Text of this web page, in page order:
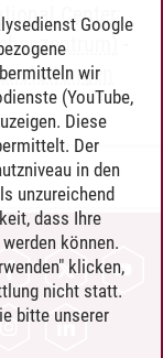
Center:
Google
wir
(YouTube,
Diese
Der
in den
unzureichend
dass Ihre
können.
klicken,
nicht statt.
bitte unserer